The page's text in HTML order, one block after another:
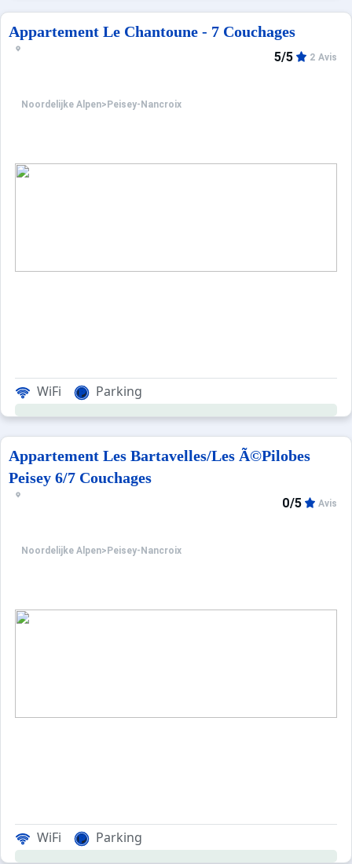
Appartement Le Chantoune - 7 Couchages
Noordelijke Alpen> Peisey-Nancroix
5/5 2 Avis
WiFi Parking
Appartement Les Bartavelles/Les Ã©Pilobes
Peisey 6/7 Couchages
Noordelijke Alpen> Peisey-Nancroix
0/5 Avis
WiFi Parking